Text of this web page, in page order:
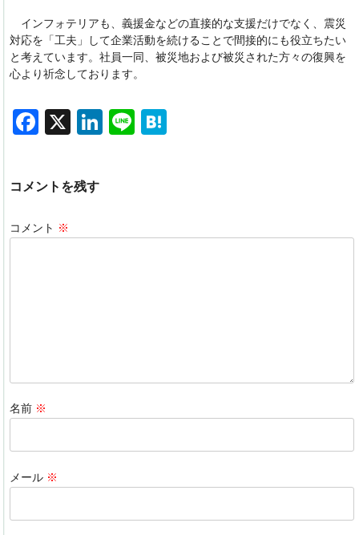
インフォテリアも、義援金などの直接的な支援だけでなく、震災
対応を「工夫」して企業活動を続けることで間接的にも役立ちたい
と考えています。社員一同、被災地および被災された方々の復興を
心より祈念しております。
F
e
b
X
Li
Li
コメントを残す
コメント ※
名前 ※
メール ※